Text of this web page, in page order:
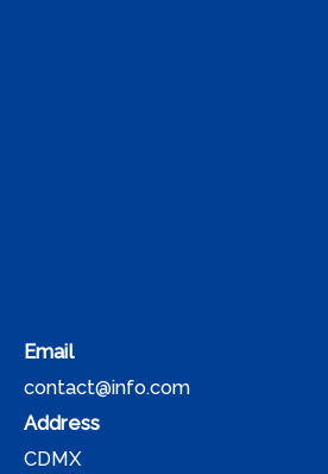
Email
contact@info.com
Address
CDMX